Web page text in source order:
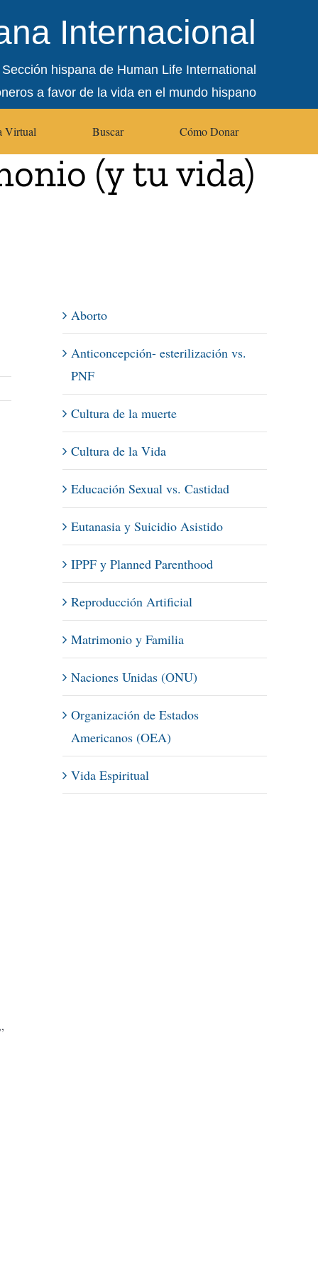
Internacional
Sección hispana de Human Life International
a favor de la vida en el mundo hispano
Virtual Buscar Cómo Donar
(y tu vida)
Aborto
Anticoncepción- esterilización vs.
PNF
Cultura de la muerte
Cultura de la Vida
Educación Sexual vs. Castidad
Eutanasia y Suicidio Asistido
IPPF y Planned Parenthood
Reproducción Artificial
Matrimonio y Familia
Naciones Unidas (ONU)
Organización de Estados
Americanos (OEA)
Vida Espiritual